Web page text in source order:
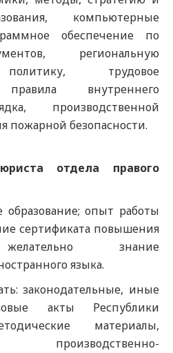
компьютерные
обеспечение по
региональную
трудовое
правила внутреннего
производственной
пожарной безопасности.
отдела правого
опыт работы
сертификата повышения
знание
языка.
иные
акты Республики
материалы,
производственно-